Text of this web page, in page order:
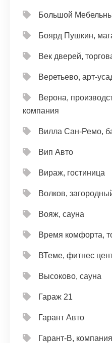
Большой
Боярд Пушкин,
Век дверей,
Веретьево, арт-
Верона,
компания
Вилла Сан-Ремо,
Вип Авто
Вираж, гостиница
Волков,
Вояж, сауна
Время комфорта,
ВТеме, фитнес
Высоково, сауна
Гараж 21
Гарант Авто
Гарант-В,